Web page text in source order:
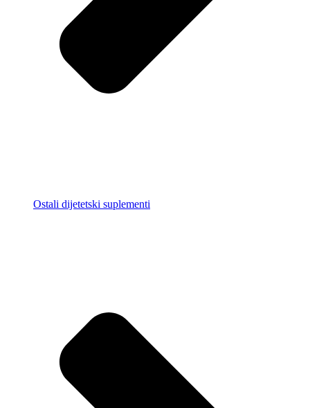
Ostali dijetetski suplementi